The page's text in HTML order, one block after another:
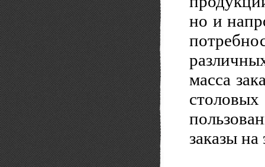
но и
масса
заказы